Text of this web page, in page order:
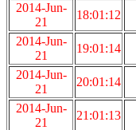
2014-Jun-
21
18:01:12
2014-Jun-
21
19:01:14
2014-Jun-
21
20:01:14
2014-Jun-
21
21:01:13